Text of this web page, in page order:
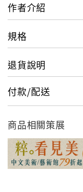
作者介紹
規格
退貨說明
付款/配送
商品相關策展